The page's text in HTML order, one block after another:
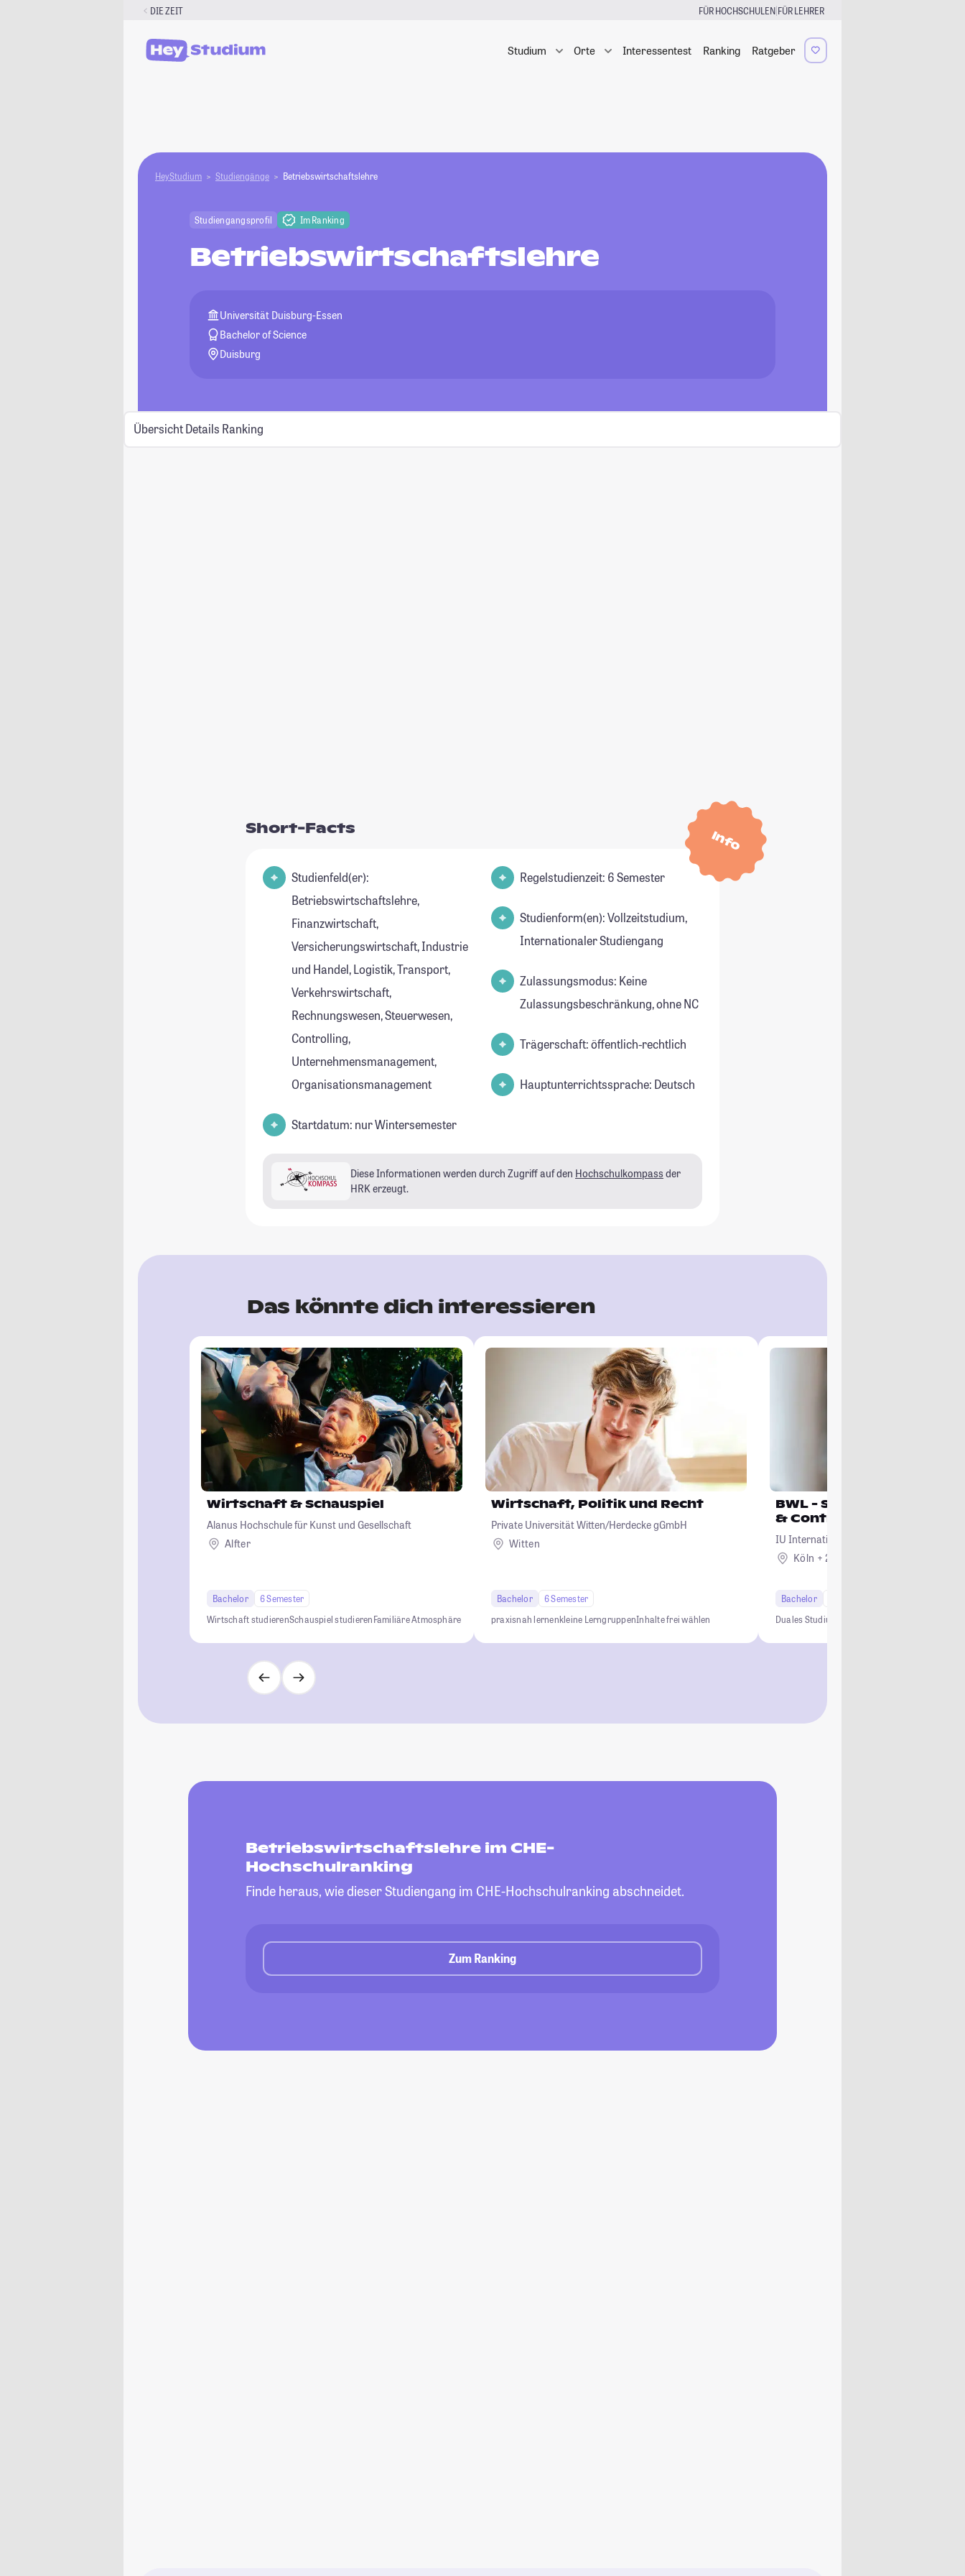
DIE ZEIT FÜR HOCHSCHULEN|FÜR LEHRER
Studium Orte Interessentest Ranking Ratgeber
HeyStudium Studiengänge Betriebswirtschaftslehre
Studiengangsprofil Im Ranking
Betriebswirtschaftslehre
Universität Duisburg-Essen
Bachelor of Science
Duisburg
Übersicht Details Ranking
Info
Short-Facts
Studienfeld(er):
Betriebswirtschaftslehre,
Finanzwirtschaft,
Versicherungswirtschaft, Industrie
und Handel, Logistik, Transport,
Verkehrswirtschaft,
Rechnungswesen, Steuerwesen,
Controlling,
Unternehmensmanagement,
Organisationsmanagement
Startdatum: nur Wintersemester
Regelstudienzeit: 6 Semester
Studienform(en): Vollzeitstudium,
Internationaler Studiengang
Zulassungsmodus: Keine
Zulassungsbeschränkung, ohne NC
Trägerschaft: öffentlich-rechtlich
Hauptunterrichtssprache: Deutsch
Diese Informationen werden durch Zugriff auf den Hochschulkompass der
HRK erzeugt.
Das könnte dich interessieren
Wirtschaft & Schauspiel
Alanus Hochschule für Kunst und Gesellschaft
Alfter
Bachelor
6 Semester
Wirtschaft studierenSchauspiel studierenFamiliäre Atmosphäre
Wirtschaft, Politik und Recht
Private Universität Witten/Herdecke gGmbH
Witten
Bachelor
6 Semester
praxisnah lernenkleine LerngruppenInhalte frei wählen
BWL - Spezialisierung
& Controlling
IU Internationale Hochschule
Köln + 22
Bachelor
Duales Studium
Betriebswirtschaftslehre im CHE-
Hochschulranking
Finde heraus, wie dieser Studiengang im CHE-Hochschulranking abschneidet.
Zum Ranking